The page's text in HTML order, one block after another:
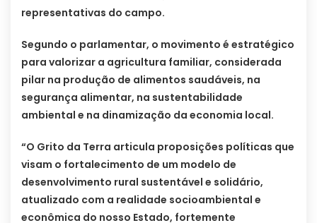
representativas do campo.
Segundo o parlamentar, o movimento é estratégico
para valorizar a agricultura familiar, considerada
pilar na produção de alimentos saudáveis, na
segurança alimentar, na sustentabilidade
ambiental e na dinamização da economia local.
“O Grito da Terra articula proposições políticas que
visam o fortalecimento de um modelo de
desenvolvimento rural sustentável e solidário,
atualizado com a realidade socioambiental e
econômica do nosso Estado, fortemente